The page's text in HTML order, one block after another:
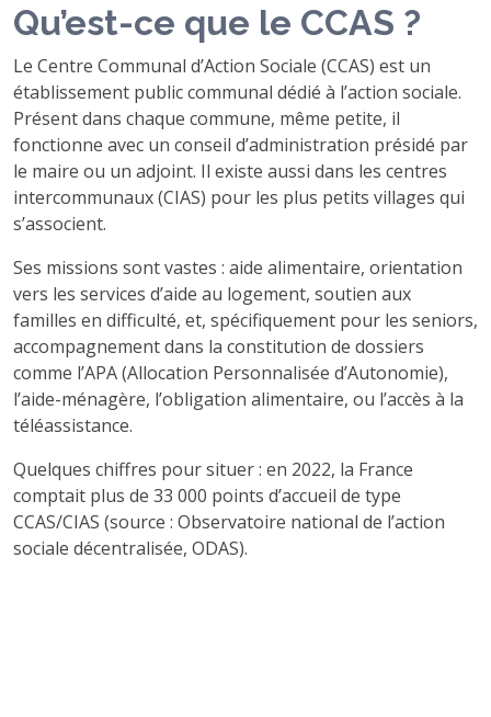
Qu’est-ce que le CCAS ?
Le Centre Communal d’Action Sociale (CCAS) est un
établissement public communal dédié à l’action sociale.
Présent dans chaque commune, même petite, il
fonctionne avec un conseil d’administration présidé par
le maire ou un adjoint. Il existe aussi dans les centres
intercommunaux (CIAS) pour les plus petits villages qui
s’associent.
Ses missions sont vastes : aide alimentaire, orientation
vers les services d’aide au logement, soutien aux
familles en difficulté, et, spécifiquement pour les seniors,
accompagnement dans la constitution de dossiers
comme l’APA (Allocation Personnalisée d’Autonomie),
l’aide-ménagère, l’obligation alimentaire, ou l’accès à la
téléassistance.
Quelques chiffres pour situer : en 2022, la France
comptait plus de 33 000 points d’accueil de type
CCAS/CIAS (source : Observatoire national de l’action
sociale décentralisée, ODAS).